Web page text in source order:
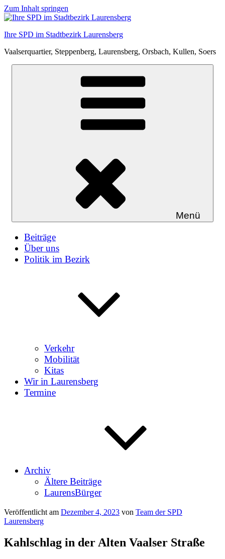
Zum Inhalt springen
Ihre SPD im Stadtbezirk Laurensberg
Vaalserquartier, Steppenberg, Laurensberg, Orsbach, Kullen, Soers
Menü
Beiträge
Über uns
Politik im Bezirk
Verkehr
Mobilität
Kitas
Wir in Laurensberg
Termine
Archiv
Ältere Beiträge
LaurensBürger
Veröffentlicht am Dezember 4, 2023 von Team der SPD
Laurensberg
Kahlschlag in der Alten Vaalser Straße